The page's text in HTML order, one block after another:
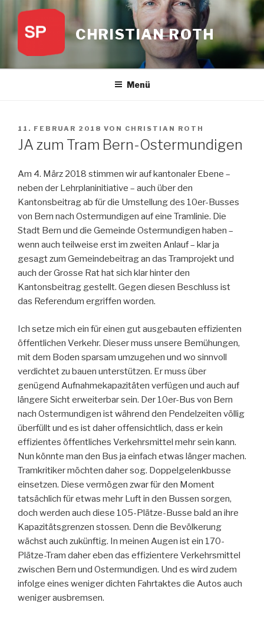
springen
CHRISTIAN ROTH
Menü
VERÖFFENTLICHT
AM
11. FEBRUAR 2018 VON CHRISTIAN ROTH
JA zum Tram Bern-Ostermundigen
Am 4. März 2018 stimmen wir auf kantonaler Ebene –
neben der Lehrplaninitiative – auch über den
Kantonsbeitrag ab für die Umstellung des 10er-Busses
von Bern nach Ostermundigen auf eine Tramlinie. Die
Stadt Bern und die Gemeinde Ostermundigen haben –
wenn auch teilweise erst im zweiten Anlauf – klar ja
gesagt zum Gemeindebeitrag an das Tramprojekt und
auch der Grosse Rat hat sich klar hinter den
Kantonsbeitrag gestellt. Gegen diesen Beschluss ist
das Referendum ergriffen worden.
Ich setze mich ein für einen gut ausgebauten effizienten
öffentlichen Verkehr. Dieser muss unsere Bemühungen,
mit dem Boden sparsam umzugehen und wo sinnvoll
verdichtet zu bauen unterstützen. Er muss über
genügend Aufnahmekapazitäten verfügen und auch auf
längere Sicht erweiterbar sein. Der 10er-Bus von Bern
nach Ostermundigen ist während den Pendelzeiten völlig
überfüllt und es ist daher offensichtlich, dass er kein
effizientes öffentliches Verkehrsmittel mehr sein kann.
Nun könnte man den Bus ja einfach etwas länger machen.
Tramkritiker möchten daher sog. Doppelgelenkbusse
einsetzen. Diese vermögen zwar für den Moment
tatsächlich für etwas mehr Luft in den Bussen sorgen,
doch werden auch diese 105-Plätze-Busse bald an ihre
Kapazitätsgrenzen stossen. Denn die Bevölkerung
wächst auch zukünftig. In meinen Augen ist ein 170-
Plätze-Tram daher eben das effizientere Verkehrsmittel
zwischen Bern und Ostermundigen. Und es wird zudem
infolge eines weniger dichten Fahrtaktes die Autos auch
weniger ausbremsen.